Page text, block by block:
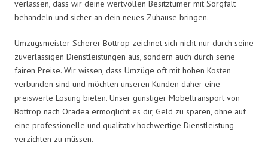
verlassen, dass wir deine wertvollen Besitztümer mit Sorgfalt
behandeln und sicher an dein neues Zuhause bringen.
Umzugsmeister Scherer Bottrop zeichnet sich nicht nur durch seine
zuverlässigen Dienstleistungen aus, sondern auch durch seine
fairen Preise. Wir wissen, dass Umzüge oft mit hohen Kosten
verbunden sind und möchten unseren Kunden daher eine
preiswerte Lösung bieten. Unser günstiger Möbeltransport von
Bottrop nach Oradea ermöglicht es dir, Geld zu sparen, ohne auf
eine professionelle und qualitativ hochwertige Dienstleistung
verzichten zu müssen.